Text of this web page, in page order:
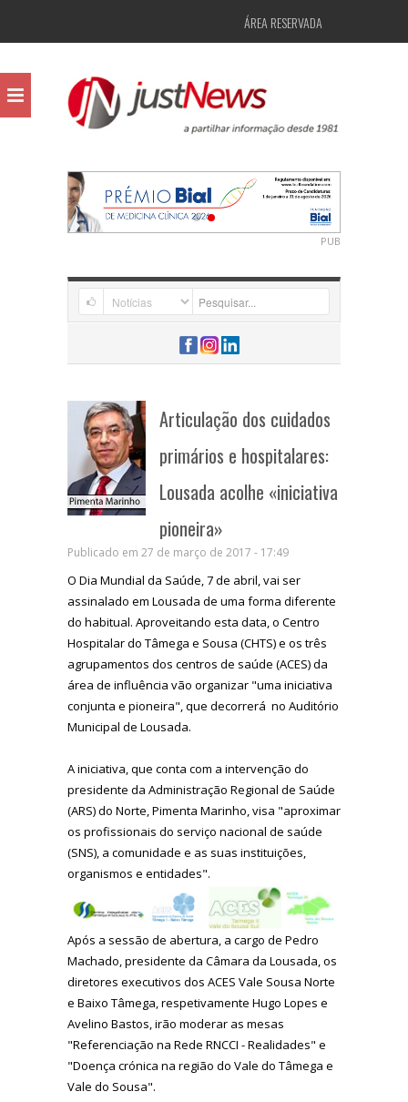
ÁREA RESERVADA
PUB
Articulação dos cuidados
primários e hospitalares:
Lousada acolhe «iniciativa
pioneira»
Publicado em 27 de março de 2017 - 17:49
O Dia Mundial da Saúde, 7 de abril, vai ser
assinalado em Lousada de uma forma diferente
do habitual. Aproveitando esta data, o Centro
Hospitalar do Tâmega e Sousa (CHTS) e os três
agrupamentos dos centros de saúde (ACES) da
área de influência vão organizar "uma iniciativa
conjunta e pioneira", que decorrerá no Auditório
Municipal de Lousada.
A iniciativa, que conta com a intervenção do
presidente da Administração Regional de Saúde
(ARS) do Norte, Pimenta Marinho, visa "aproximar
os profissionais do serviço nacional de saúde
(SNS), a comunidade e as suas instituições,
organismos e entidades".
Após a sessão de abertura, a cargo de Pedro
Machado, presidente da Câmara da Lousada, os
diretores executivos dos ACES Vale Sousa Norte
e Baixo Tâmega, respetivamente Hugo Lopes e
Avelino Bastos, irão moderar as mesas
"Referenciação na Rede RNCCI - Realidades" e
"Doença crónica na região do Vale do Tâmega e
Vale do Sousa".